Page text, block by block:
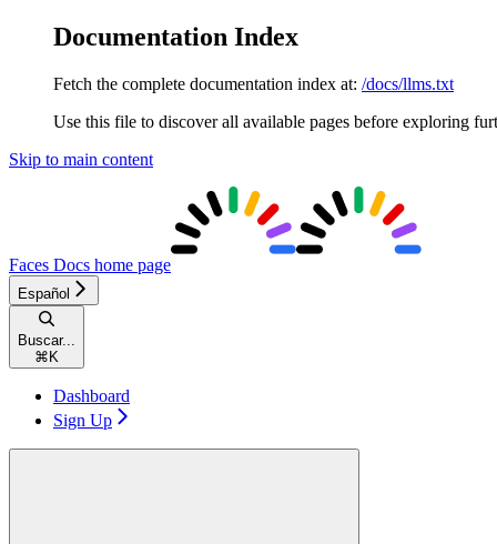
Documentation Index
Fetch the complete documentation index at: /docs/llms.txt
Use this file to discover all available pages before exploring
Skip to main content
Faces Docs home page
Español
Buscar...
⌘ K
Dashboard
Sign Up